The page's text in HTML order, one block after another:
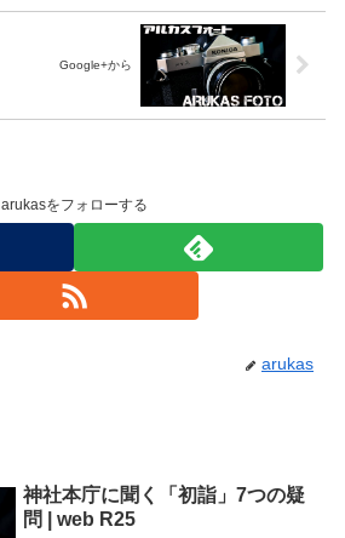
Google+から
arukasをフォローする
arukas
神社本庁に聞く「初詣」7つの疑
問 | web R25